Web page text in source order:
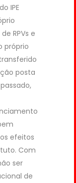
IPE
RPVs e
próprio
posta
efeitos
Com
ser
de